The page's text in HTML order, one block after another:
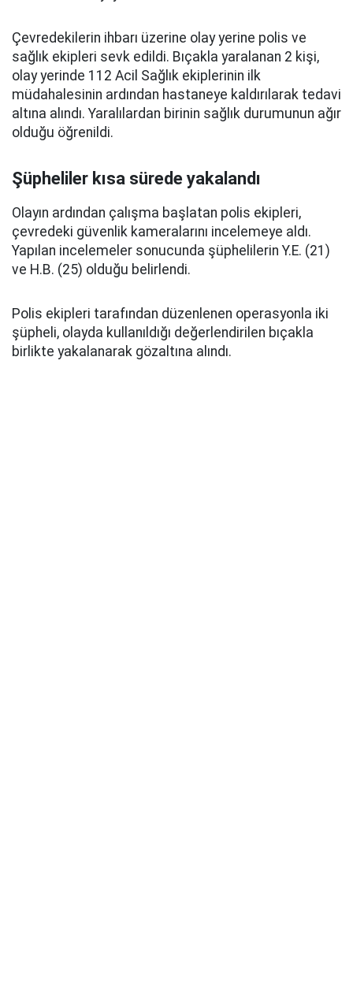
Çevredekilerin ihbarı üzerine olay yerine polis ve
sağlık ekipleri sevk edildi. Bıçakla yaralanan 2 kişi,
olay yerinde 112 Acil Sağlık ekiplerinin ilk
müdahalesinin ardından hastaneye kaldırılarak tedavi
altına alındı. Yaralılardan birinin sağlık durumunun ağır
olduğu öğrenildi.
Şüpheliler kısa sürede yakalandı
Olayın ardından çalışma başlatan polis ekipleri,
çevredeki güvenlik kameralarını incelemeye aldı.
Yapılan incelemeler sonucunda şüphelilerin Y.E. (21)
ve H.B. (25) olduğu belirlendi.
Polis ekipleri tarafından düzenlenen operasyonla iki
şüpheli, olayda kullanıldığı değerlendirilen bıçakla
birlikte yakalanarak gözaltına alındı.